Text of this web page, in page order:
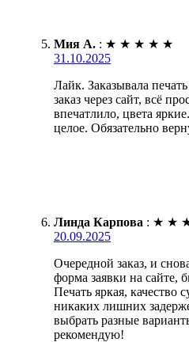
Мия А. : ★ ★ ★ ★ ★
31.10.2025
Лайк. Заказывала
заказ через сайт, всё
впечатлило, цвета
целое. Обязательно
Линда Карпова : ★ ★
20.09.2025
Очередной заказ, и
форма заявки на сайте,
Печать яркая, качество
никаких лишних
выбрать разные
рекомендую!